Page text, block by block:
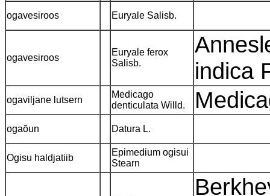
ogavesiroos Euryale Salisb.
ogavesiroos
Euryale ferox
Salisb.
indica
ogaviljane lutsern
Medicago
denticulata Willd.
ogaõun Datura L.
Ogisu haldjatiib
Epimedium ogisui
Stearn